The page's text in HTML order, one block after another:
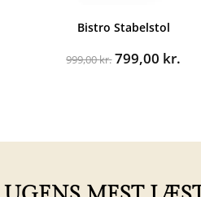
Bistro Stabelstol
999,00kr.Den
799,00 kr.